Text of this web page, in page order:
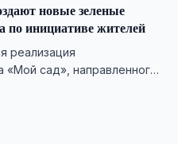
новые зеленые
по инициативе жителей
реализация
«Мой сад», направленного
граждан.